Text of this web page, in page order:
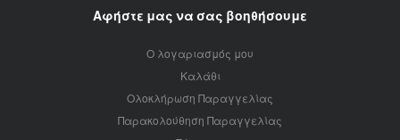
Αφήστε μας να σας βοηθήσουμε
Ο λογαριασμός μου
Καλάθι
Ολοκλήρωση Παραγγελίας
Παρακολούθηση Παραγγελίας